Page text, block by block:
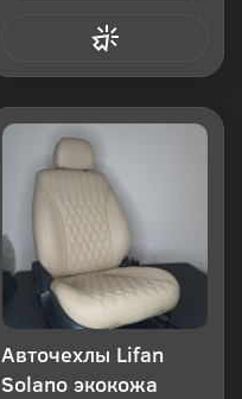
Авточехлы Lifan
Solano экокожа